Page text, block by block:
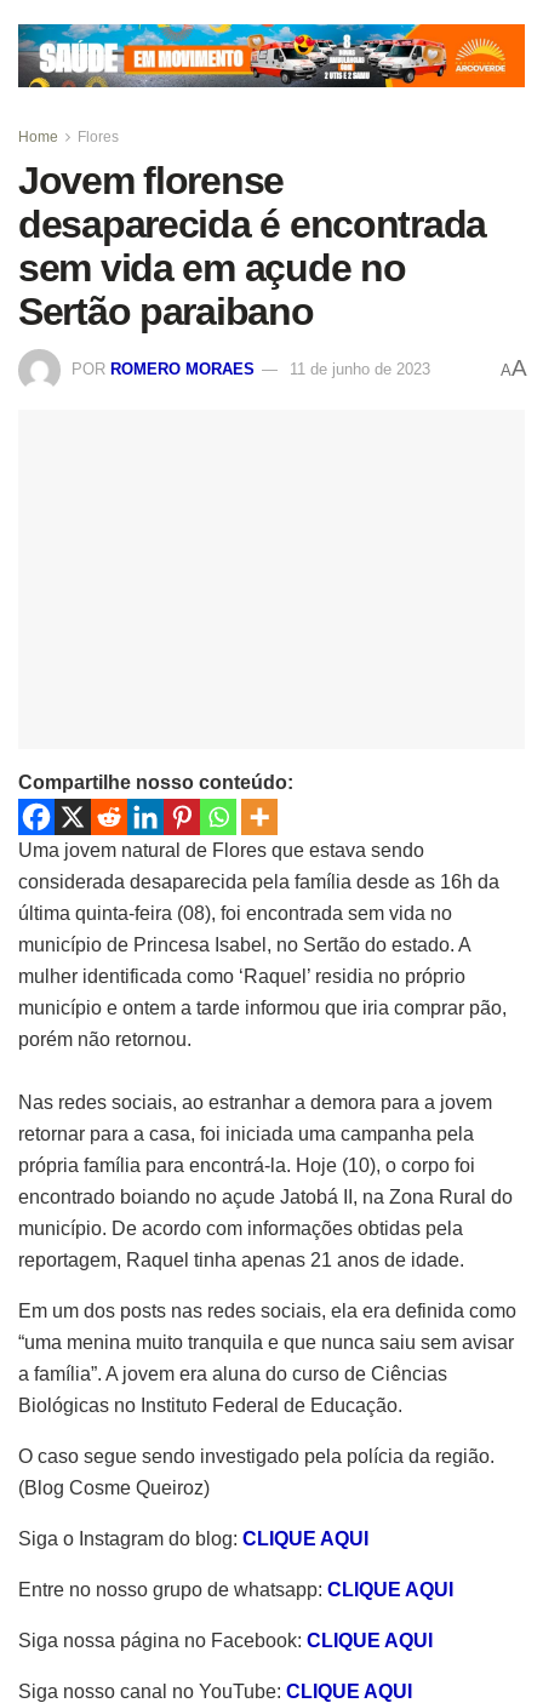
Home Flores
Jovem florense
desaparecida é encontrada
sem vida em açude no
Sertão paraibano
POR ROMERO MORAES 11 de junho de 2023 AA
Compartilhe nosso conteúdo:
Uma jovem natural de Flores que estava sendo
considerada desaparecida pela família desde as 16h da
última quinta-feira (08), foi encontrada sem vida no
município de Princesa Isabel, no Sertão do estado. A
mulher identificada como ‘Raquel’ residia no próprio
município e ontem a tarde informou que iria comprar pão,
porém não retornou.
Nas redes sociais, ao estranhar a demora para a jovem
retornar para a casa, foi iniciada uma campanha pela
própria família para encontrá-la. Hoje (10), o corpo foi
encontrado boiando no açude Jatobá II, na Zona Rural do
município. De acordo com informações obtidas pela
reportagem, Raquel tinha apenas 21 anos de idade.
Em um dos posts nas redes sociais, ela era definida como
“uma menina muito tranquila e que nunca saiu sem avisar
a família”. A jovem era aluna do curso de Ciências
Biológicas no Instituto Federal de Educação.
O caso segue sendo investigado pela polícia da região.
(Blog Cosme Queiroz)
Siga o Instagram do blog: CLIQUE AQUI
Entre no nosso grupo de whatsapp: CLIQUE AQUI
Siga nossa página no Facebook: CLIQUE AQUI
Siga nosso canal no YouTube: CLIQUE AQUI